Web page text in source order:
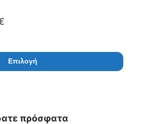
Επιλογή
πρόσφατα